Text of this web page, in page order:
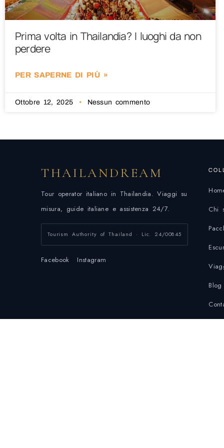
Prima volta in Thailandia? I luoghi da non
perdere
PER SAPERNE DI PIÙ »
Ottobre 12, 2025 Nessun commento
THAILANDREAM
Tour operator italiano in Thailandia. Viaggi su
misura, guide italiane e assistenza 24/7.
Tourism Authority of Thailand · Lic. 24/00845
Facebook Instagram
Chi
Blog